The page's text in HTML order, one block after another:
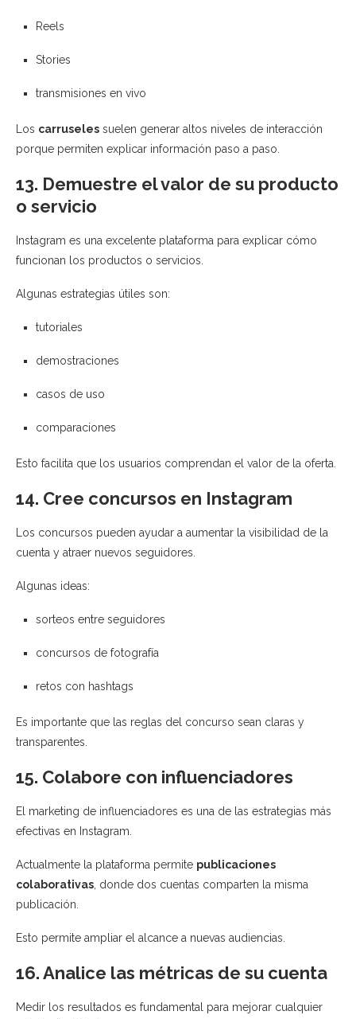
Reels
Stories
transmisiones en vivo
Los carruseles suelen generar altos niveles de interacción
porque permiten explicar información paso a paso.
13. Demuestre el valor de su producto
o servicio
Instagram es una excelente plataforma para explicar cómo
funcionan los productos o servicios.
Algunas estrategias útiles son:
tutoriales
demostraciones
casos de uso
comparaciones
Esto facilita que los usuarios comprendan el valor de la oferta.
14. Cree concursos en Instagram
Los concursos pueden ayudar a aumentar la visibilidad de la
cuenta y atraer nuevos seguidores.
Algunas ideas:
sorteos entre seguidores
concursos de fotografía
retos con hashtags
Es importante que las reglas del concurso sean claras y
transparentes.
15. Colabore con influenciadores
El marketing de influenciadores es una de las estrategias más
efectivas en Instagram.
Actualmente la plataforma permite publicaciones
colaborativas , donde dos cuentas comparten la misma
publicación.
Esto permite ampliar el alcance a nuevas audiencias.
16. Analice las métricas de su cuenta
Medir los resultados es fundamental para mejorar cualquier